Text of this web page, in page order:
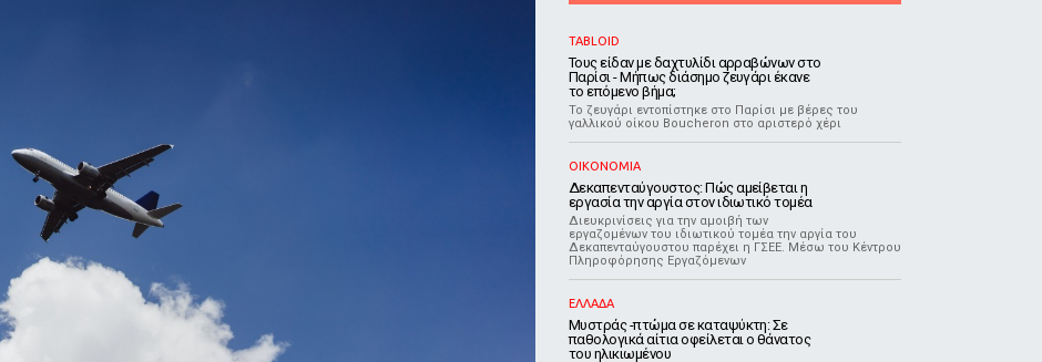
TABLOID
Τους είδαν με δαχτυλίδι αρραβώνων στο
Παρίσι - Μήπως διάσημο ζευγάρι έκανε
το επόμενο βήμα;
Το ζευγάρι εντοπίστηκε στο Παρίσι με βέρες του
γαλλικού οίκου Boucheron στο αριστερό χέρι
ΟΙΚΟΝΟΜΙΑ
Δεκαπενταύγουστος: Πώς αμείβεται η
εργασία την αργία στον ιδιωτικό τομέα
Διευκρινίσεις για την αμοιβή των
εργαζομένων του ιδιωτικού τομέα την αργία του
Δεκαπενταύγουστου παρέχει η ΓΣΕΕ. Μέσω του Κέντρου
Πληροφόρησης Εργαζόμενων
ΕΛΛΑΔΑ
Μυστράς -πτώμα σε καταψύκτη: Σε
παθολογικά αίτια οφείλεται ο θάνατος
του ηλικιωμένου